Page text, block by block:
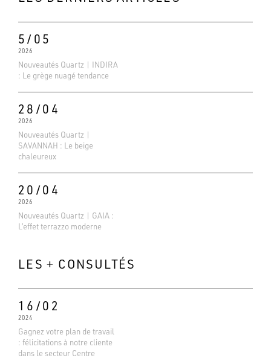
5/05
2026
Nouveautés Quartz | INDIRA
: Le grège nuagé tendance
28/04
2026
Nouveautés Quartz |
SAVANNAH : Le beige
chaleureux
20/04
2026
Nouveautés Quartz | GAIA :
L’effet terrazzo moderne
LES + CONSULTÉS
16/02
2024
Gagnez votre plan de travail
: félicitations à notre cliente
dans le secteur Centre